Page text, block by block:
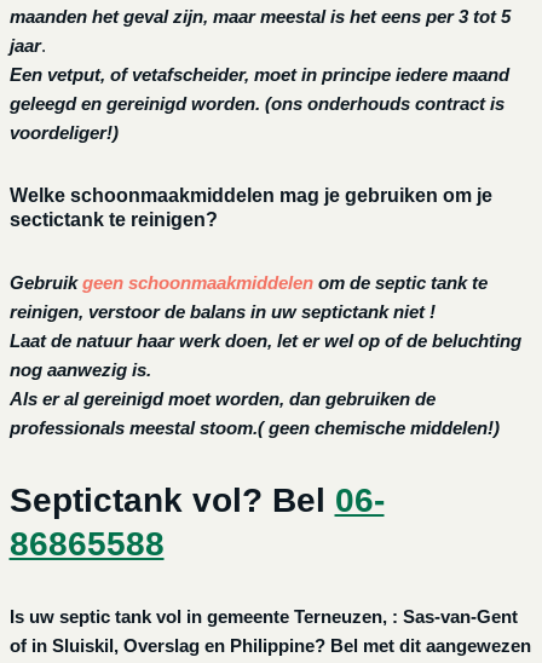
maanden het geval zijn, maar meestal is het eens per 3 tot 5
jaar.
Een vetput, of vetafscheider, moet in principe iedere maand
geleegd en gereinigd worden. (ons onderhouds contract is
voordeliger!)
Welke schoonmaakmiddelen mag je gebruiken om je
sectictank te reinigen?
Gebruikgeen schoonmaakmiddelen om de septic tank te
reinigen, verstoor de balans in uw septictank niet !
Laat de natuur haar werk doen, let er wel op of de beluchting
nog aanwezig is.
Als er al gereinigd moet worden, dan gebruiken de
professionals meestal stoom.( geen chemische middelen!)
Septictank vol? Bel 06-
86865588
Is uw septic tank vol in gemeente Terneuzen, : Sas-van-Gent
of in Sluiskil, Overslag en Philippine? Bel met dit aangewezen